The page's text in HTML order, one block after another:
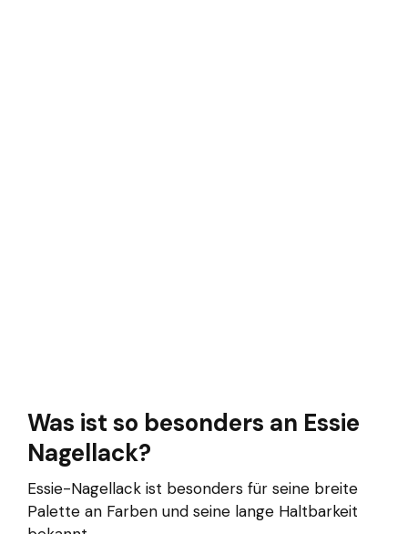
Was ist so besonders an Essie
Nagellack?
Essie-Nagellack ist besonders für seine breite
Palette an Farben und seine lange Haltbarkeit